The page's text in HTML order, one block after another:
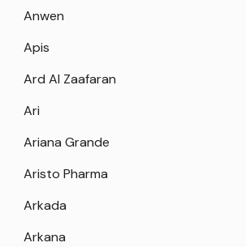
Anwen
Apis
Ard Al Zaafaran
Ari
Ariana Grande
Aristo Pharma
Arkada
Arkana